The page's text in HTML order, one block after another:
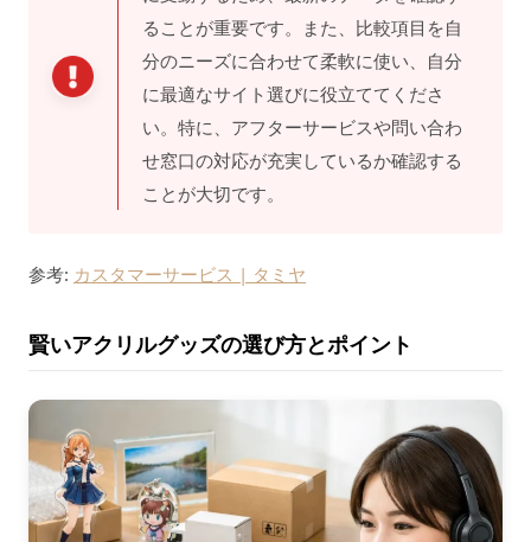
ることが重要です。また、比較項目を自
分のニーズに合わせて柔軟に使い、自分
に最適なサイト選びに役立ててくださ
い。特に、アフターサービスや問い合わ
せ窓口の対応が充実しているか確認する
ことが大切です。
参考: カスタマーサービス | タミヤ
賢いアクリルグッズの選び方とポイント